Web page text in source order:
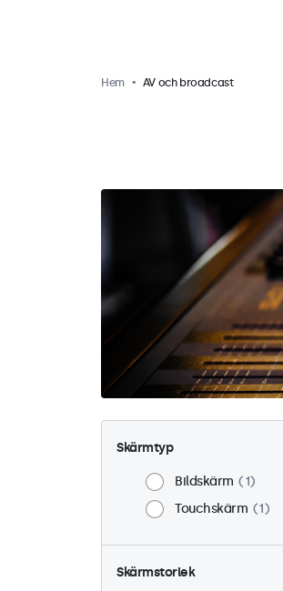
Hem AV och broadcast
Skärmtyp
Bildskärm
1
Touchskärm
1
Skärmstorlek